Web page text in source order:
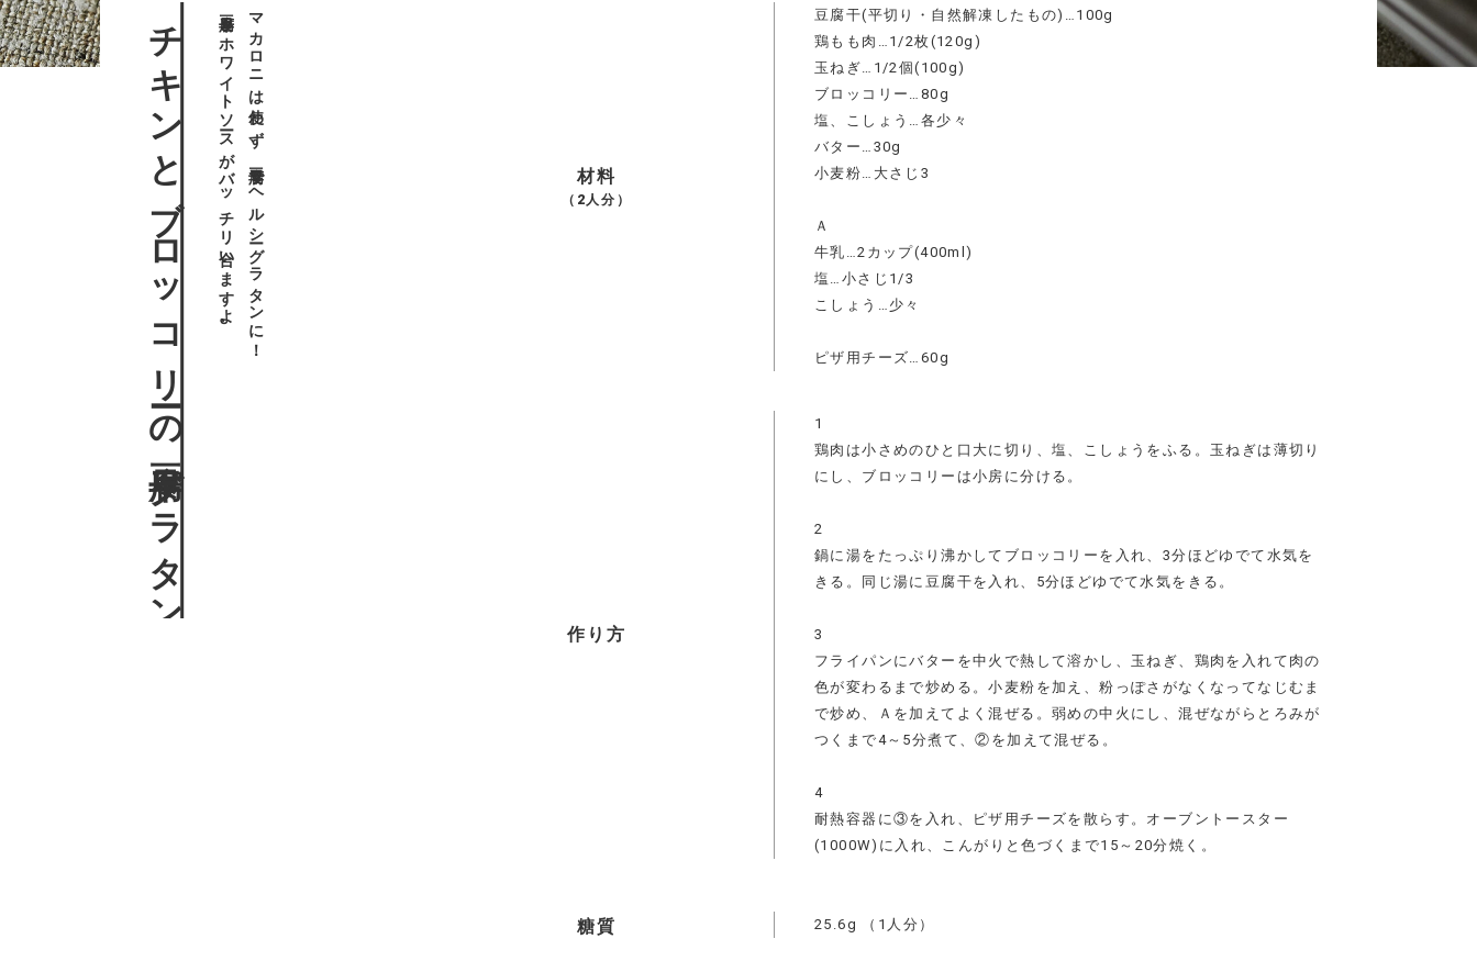
チキンとブロッコリーの豆腐干グラタンマカロニは使わず、豆腐干でヘルシーグラタンに！
豆腐干とホワイトソースがバッチリ合いますよ。 材料
（2人分）
豆腐干(平切り・自然解凍したもの)…100g
鶏もも肉…1/2枚(120g)
玉ねぎ…1/2個(100g)
ブロッコリー…80g
塩、こしょう…各少々
バター…30g
小麦粉…大さじ3
Ａ
牛乳…2カップ(400ml)
塩…小さじ1/3
こしょう…少々
ピザ用チーズ…60g
作り方
1
鶏肉は小さめのひと口大に切り、塩、こしょうをふる。玉ねぎは薄切り
にし、ブロッコリーは小房に分ける。
2
鍋に湯をたっぷり沸かしてブロッコリーを入れ、3分ほどゆでて水気を
きる。同じ湯に豆腐干を入れ、5分ほどゆでて水気をきる。
3
フライパンにバターを中火で熱して溶かし、玉ねぎ、鶏肉を入れて肉の
色が変わるまで炒める。小麦粉を加え、粉っぽさがなくなってなじむま
で炒め、Ａを加えてよく混ぜる。弱めの中火にし、混ぜながらとろみが
つくまで4～5分煮て、②を加えて混ぜる。
4
耐熱容器に③を入れ、ピザ用チーズを散らす。オーブントースター
(1000W)に入れ、こんがりと色づくまで15～20分焼く。
糖質 25.6g （1人分）